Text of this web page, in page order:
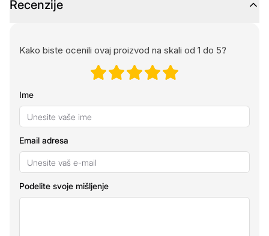
Recenzije
Kako biste ocenili ovaj proizvod na skali od 1 do 5?
Ime
Email adresa
Podelite svoje mišljenje